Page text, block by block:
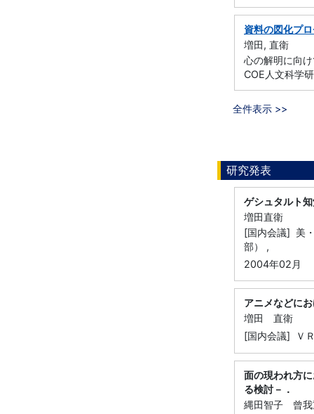
資料の図化プ
増田, 直衛
心の解明に向
COE人文科学
全件表示 >>
研究発表
ゲシュタルト
増田直衛
[国内会議] 美
部） ,
2004年02月
アニメなどに
増田 直衛
[国内会議] Ｖ
面の現われ方
る検討－．
縄田智子 曾